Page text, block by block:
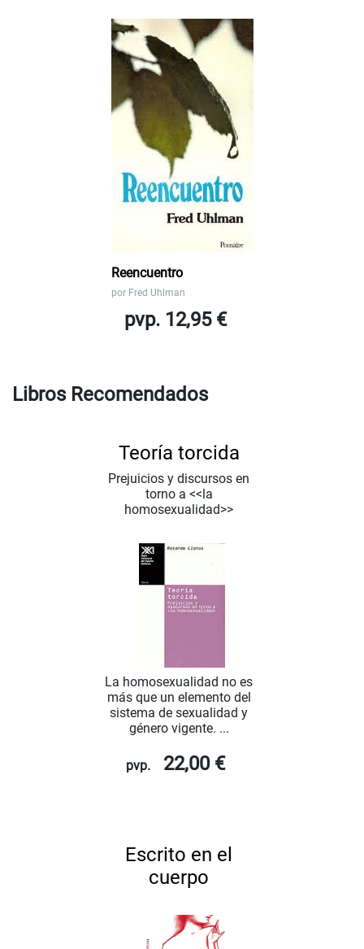
Reencuentro
por Fred Uhlman
pvp. 12,95 €
Libros Recomendados
Teoría torcida
Prejuicios y discursos en
torno a <<la
homosexualidad>>
La homosexualidad no es
más que un elemento del
sistema de sexualidad y
género vigente. ...
pvp. 22,00 €
Escrito en el
cuerpo